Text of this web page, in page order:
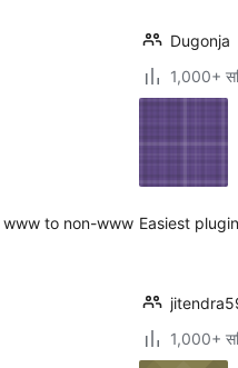
Dugonja
1,000+
www to non-www Easiest
1,000+